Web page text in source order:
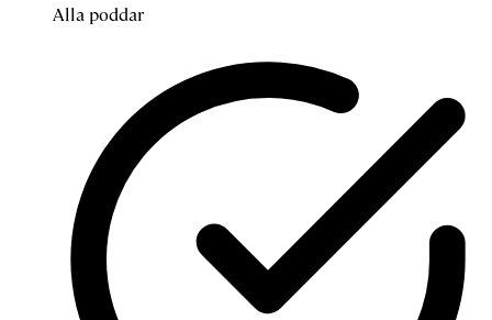
Alla poddar